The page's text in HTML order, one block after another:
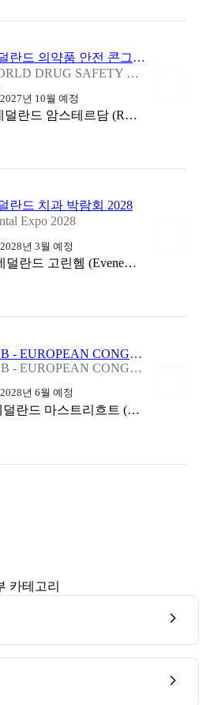
네덜란드 의약품 안전 콘그레스 및 박람회 2027
WORLD DRUG SAFETY CONGRESS EUROPE 2027
2027년 10월 예정
네덜란드 암스테르담 (RAI Amsterdam Convention Center)
란드 치과 박람회 2028
Expo 2028
2028년 3월 예정
네덜란드 고린헴 (Evenementenhal Gorinchem)
ECB - EUROPEAN CONGRESS ON BIOTECHNOLOGY 2028
ECB - EUROPEAN CONGRESS ON BIOTECHNOLOGY 2028
2028년 6월 예정
네덜란드 마스트리흐트 (Maastricht Exhibition & Congress Centre - MECC)
카테고리